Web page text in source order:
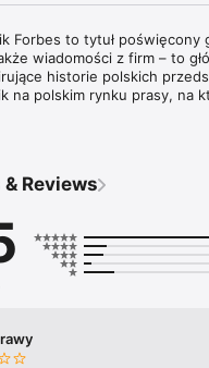
Forbes to tytuł
wiadomości z firm – to
historie polskich
na polskim rynku prasy, na
nazwiska świata biznesu,
przepisy prawne
wpływ na rynek pracy w
Ranking 100 najbogatszych
na pulsie nie tylko jeśli
dynamicznie zwiększające
Reviews